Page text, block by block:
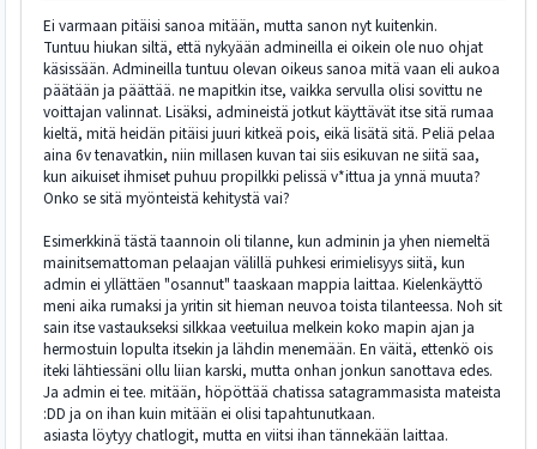
Ei varmaan pitäisi sanoa mitään, mutta sanon nyt kuitenkin.
Tuntuu hiukan siltä, että nykyään admineilla ei oikein ole nuo ohjat
käsissään. Admineilla tuntuu olevan oikeus sanoa mitä vaan eli aukoa
päätään ja päättää. ne mapitkin itse, vaikka servulla olisi sovittu ne
voittajan valinnat. Lisäksi, admineistä jotkut käyttävät itse sitä rumaa
kieltä, mitä heidän pitäisi juuri kitkeä pois, eikä lisätä sitä. Peliä pelaa
aina 6v tenavatkin, niin millasen kuvan tai siis esikuvan ne siitä saa,
kun aikuiset ihmiset puhuu propilkki pelissä v*ittua ja ynnä muuta?
Onko se sitä myönteistä kehitystä vai?
Esimerkkinä tästä taannoin oli tilanne, kun adminin ja yhen niemeltä
mainitsemattoman pelaajan välillä puhkesi erimielisyys siitä, kun
admin ei yllättäen "osannut" taaskaan mappia laittaa. Kielenkäyttö
meni aika rumaksi ja yritin sit hieman neuvoa toista tilanteessa. Noh sit
sain itse vastaukseksi silkkaa veetuilua melkein koko mapin ajan ja
hermostuin lopulta itsekin ja lähdin menemään. En väitä, ettenkö ois
iteki lähtiessäni ollu liian karski, mutta onhan jonkun sanottava edes.
Ja admin ei tee. mitään, höpöttää chatissa satagrammasista mateista
:DD ja on ihan kuin mitään ei olisi tapahtunutkaan.
asiasta löytyy chatlogit, mutta en viitsi ihan tännekään laittaa.